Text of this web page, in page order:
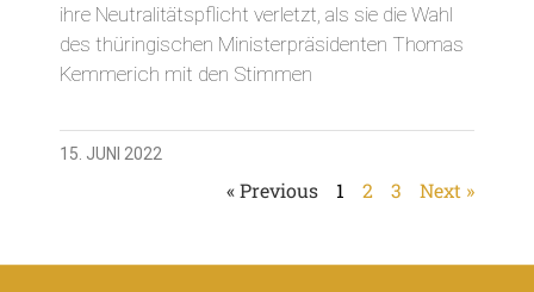
ihre Neutralitätspflicht verletzt, als sie die Wahl
des thüringischen Ministerpräsidenten Thomas
Kemmerich mit den Stimmen
15. JUNI 2022
« Previous 1 2 3 Next »